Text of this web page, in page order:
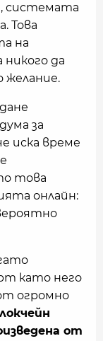
системата
Това
на
никого да
желание.
за
иска време
това
онлайн:
като него
огромно
от